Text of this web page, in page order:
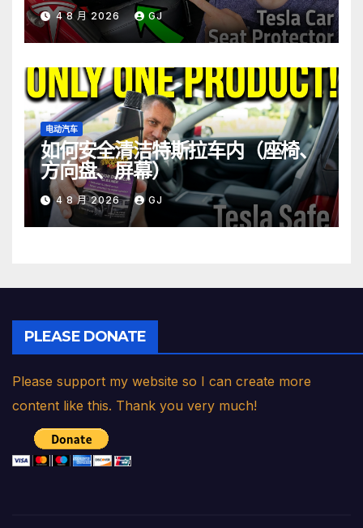
4 8 月 2026 GJ
电动汽车
如何安全清洁特斯拉车内（座椅、
方向盘、屏幕）
4 8 月 2026 GJ
PLEASE DONATE
Please support my website so I can create more
content like this. Thank you very much!